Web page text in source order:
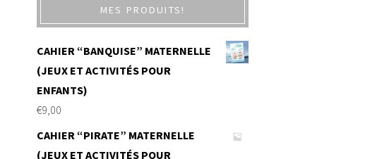
MES PRODUITS!
CAHIER “BANQUISE” MATERNELLE
(JEUX ET ACTIVITÉS POUR
ENFANTS)
€9,00
CAHIER “PIRATE” MATERNELLE
(JEUX ET ACTIVITÉS POUR